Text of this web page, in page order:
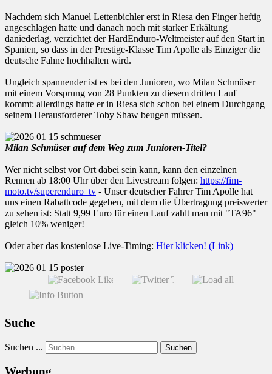
Nachdem sich Manuel Lettenbichler erst in Riesa den Finger heftig
angeschlagen hatte und danach noch mit starker Erkältung
daniederlag, verzichtet der HardEnduro-Weltmeister auf den Start in
Spanien, so dass in der Prestige-Klasse Tim Apolle als Einziger die
deutsche Fahne hochhalten wird.
Ungleich spannender ist es bei den Junioren, wo Milan Schmüser
mit einem Vorsprung von 28 Punkten zu diesem dritten Lauf
kommt: allerdings hatte er in Riesa sich schon bei einem Durchgang
seinem Herausforderer Toby Shaw beugen müssen.
Milan Schmüser auf dem Weg zum Junioren-Titel?
Wer nicht selbst vor Ort dabei sein kann, kann den einzelnen
Rennen ab 18:00 Uhr über den Livestream folgen: https://fim-
moto.tv/superenduro_tv - Unser deutscher Fahrer Tim Apolle hat
uns einen Rabattcode gegeben, mit dem die Übertragung preiswerter
zu sehen ist: Statt 9,99 Euro für einen Lauf zahlt man mit "TA96"
gleich 10% weniger!
Oder aber das kostenlose Live-Timing: Hier klicken! (Link)
Suche
Suchen ... Suchen